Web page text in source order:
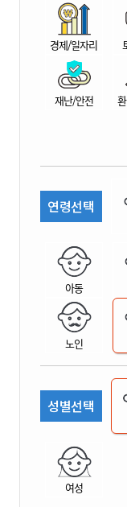
경제/일자리
재난/안전
연령선택
아동
노인
성별선택
여성